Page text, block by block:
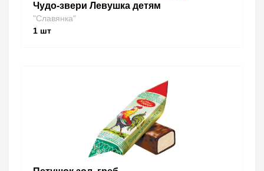
Чудо-звери Левушка детям
"Славянка"
1 шт